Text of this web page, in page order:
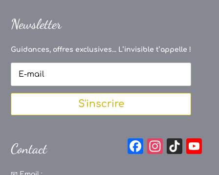
Newsletter
Guidances, offres exclusives... L’invisible t’appelle !
S'inscrire
Contact
F
In Ti